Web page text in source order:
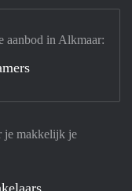
je makkelijk je
aanbod in Alkmaar: